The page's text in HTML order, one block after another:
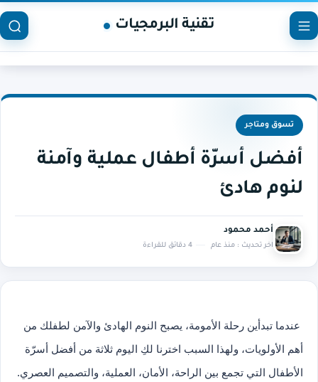
تقنية البرمجيات
تسوق ومتاجر
أفضل أسرّة أطفال عملية وآمنة
لنوم هادئ
أحمد محمود
اخر تحديث : منذ عام 4 دقائق للقراءة
عندما تبدأين رحلة الأمومة، يصبح النوم الهادئ والآمن لطفلك من
أهم الأولويات، ولهذا السبب اخترنا لكِ اليوم ثلاثة من أفضل أسرّة
الأطفال التي تجمع بين الراحة، الأمان، العملية، والتصميم العصري.